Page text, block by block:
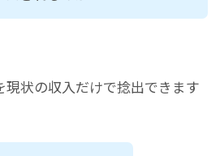
状の収入だけで捻出できます